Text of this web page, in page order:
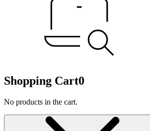
Shopping Cart0
No products in the cart.